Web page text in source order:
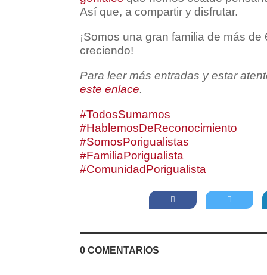
Así que, a compartir y disfrutar.
¡Somos una gran familia de más
creciendo!
Para leer más entradas y estar
este enlace.
#TodosSumamos
#HablemosDeReconocimiento
#SomosPorigualistas
#FamiliaPorigualista
#ComunidadPorigualista
0 COMENTARIOS